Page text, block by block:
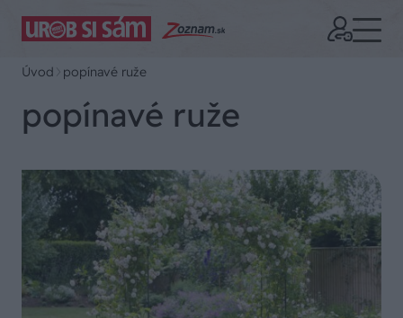
Úvod popínavé ruže
popínavé ruže